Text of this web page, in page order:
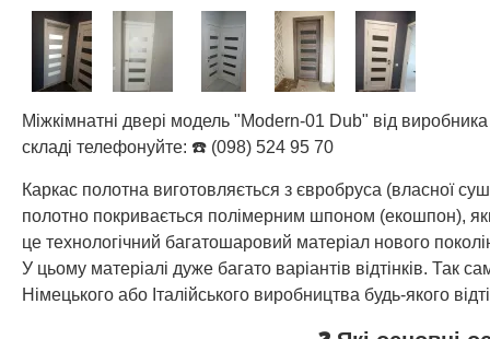
Міжкімнатні двері модель "Modern-01 Dub" від
складі телефонуйте: ☎️ (098) 524 95 70
Каркас полотна виготовляється з євробруса (власної
полотно покривається полімерним шпоном (екошпон),
це технологічний багатошаровий матеріал нового
У цьому матеріалі дуже багато варіантів відтінків.
Німецького або Італійського виробництва будь-якого